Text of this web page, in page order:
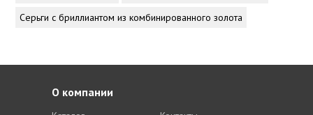
Серьги с бриллиантом из комбинированного золота
О компании